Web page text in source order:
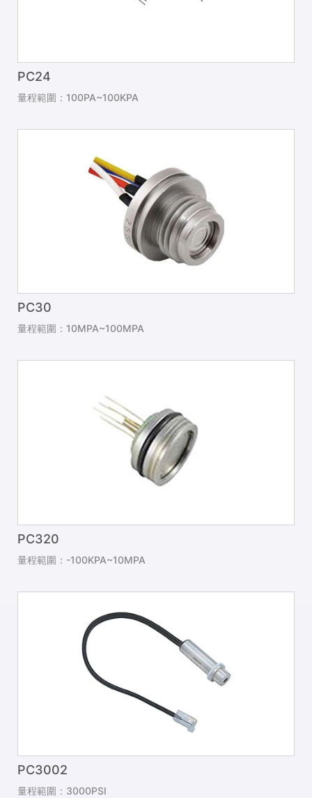
PC24
量程範圍：100PA~100KPA
PC30
量程範圍：10MPA~100MPA
PC320
量程範圍：-100KPA~10MPA
PC3002
量程範圍：3000PSI